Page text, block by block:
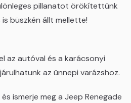
pillanatot örökítettünk
is büszkén állt mellette!
az autóval és a karácsonyi
az ünnepi varázshoz.
ismerje meg a Jeep Renegade